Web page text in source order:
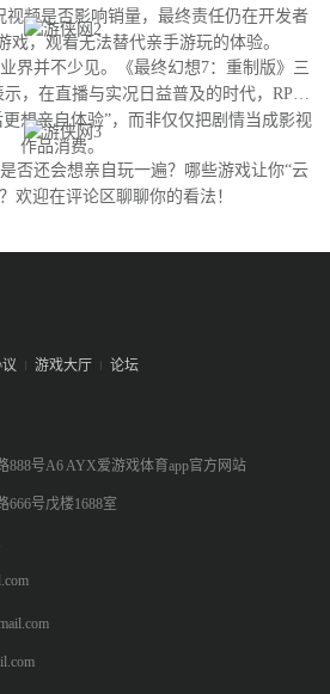
视频是否影响销量，最终责任仍在开发者
，观看无法替代亲手游玩的体验。
并不少见。《最终幻想7：重制版》三
，在直播与实况日益普及的时代，RPG
想亲自体验”，而非仅仅把剧情当成影视
作品消费。
还会想亲自玩一遍？哪些游戏让你“云
欢迎在评论区聊聊你的看法！
游戏大厅 论坛
888号A6 AYX爱游戏体育app官方网站
666号戊楼1688室